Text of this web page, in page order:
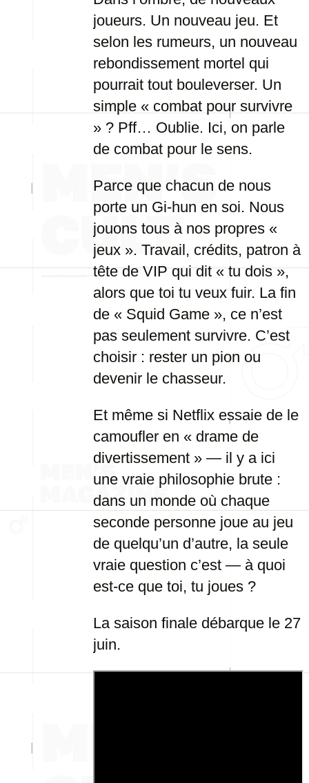
joueurs. Un nouveau jeu. Et
selon les rumeurs, un nouveau
rebondissement mortel qui
pourrait tout bouleverser. Un
simple « combat pour survivre
» ? Pff… Oublie. Ici, on parle
de combat pour le sens.
Parce que chacun de nous
porte un Gi-hun en soi. Nous
jouons tous à nos propres «
jeux ». Travail, crédits, patron à
tête de VIP qui dit « tu dois »,
alors que toi tu veux fuir. La fin
de « Squid Game », ce n’est
pas seulement survivre. C’est
choisir : rester un pion ou
devenir le chasseur.
Et même si Netflix essaie de le
camoufler en « drame de
divertissement » — il y a ici
une vraie philosophie brute :
dans un monde où chaque
seconde personne joue au jeu
de quelqu’un d’autre, la seule
vraie question c’est — à quoi
est-ce que toi, tu joues ?
La saison finale débarque le 27
juin.